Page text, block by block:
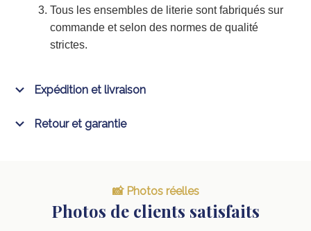
Tous les ensembles de literie sont fabriqués sur
commande et selon des normes de qualité
strictes.
Expédition et livraison
Retour et garantie
📸 Photos réelles
Photos de clients satisfaits